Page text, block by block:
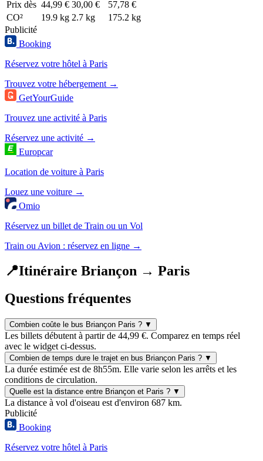
Prix dès 44,99 € 30,00 €
57,78 €
CO²
19.9 kg 2.7 kg
175.2 kg
Publicité
Booking
Réservez votre hôtel à Paris
Trouvez votre hébergement →
GetYourGuide
Trouvez une activité à Paris
Réservez une activité →
Europcar
Location de voiture à Paris
Louez une voiture →
Omio
Réservez un billet de Train ou un Vol
Train ou Avion : réservez en ligne →
📍Itinéraire Briançon → Paris
Questions fréquentes
Combien coûte le bus Briançon Paris ? ▼
Les billets débutent à partir de 44,99 €. Comparez en temps réel
avec le widget ci-dessus.
Combien de temps dure le trajet en bus Briançon Paris ? ▼
La durée estimée est de 8h55m. Elle varie selon les arrêts et les
conditions de circulation.
Quelle est la distance entre Briançon et Paris ? ▼
La distance à vol d'oiseau est d'environ 687 km.
Publicité
Booking
Réservez votre hôtel à Paris